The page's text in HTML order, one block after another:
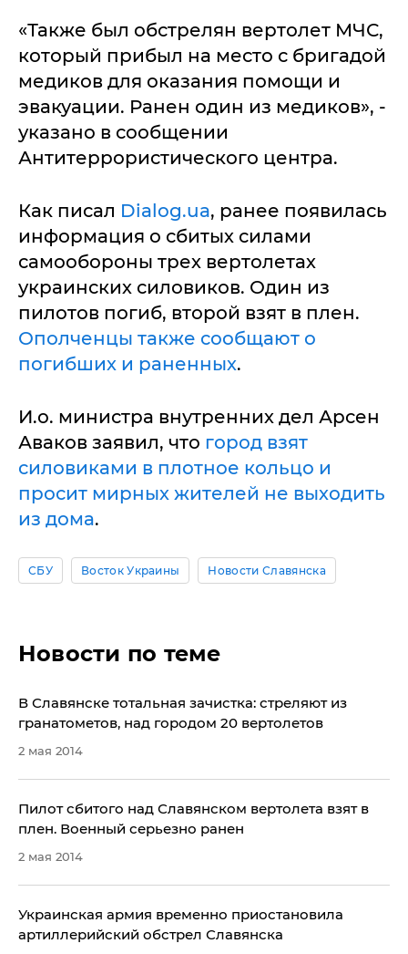
«Также был обстрелян вертолет МЧС,
который прибыл на место с бригадой
медиков для оказания помощи и
эвакуации. Ранен один из медиков», -
указано в сообщении
Антитеррористического центра.
Как писал Dialog.ua, ранее появилась
информация о сбитых силами
самообороны трех вертолетах
украинских силовиков. Один из
пилотов погиб, второй взят в плен.
Ополченцы также сообщают о
погибших и раненных.
И.о. министра внутренних дел Арсен
Аваков заявил, что город взят
силовиками в плотное кольцо и
просит мирных жителей не выходить
из дома.
СБУ Восток Украины Новости Славянска
Новости по теме
В Славянске тотальная зачистка: стреляют из
гранатометов, над городом 20 вертолетов
2 мая 2014
​Пилот сбитого над Славянском вертолета взят в
плен. Военный серьезно ранен
2 мая 2014
Украинская армия временно приостановила
артиллерийский обстрел Славянска